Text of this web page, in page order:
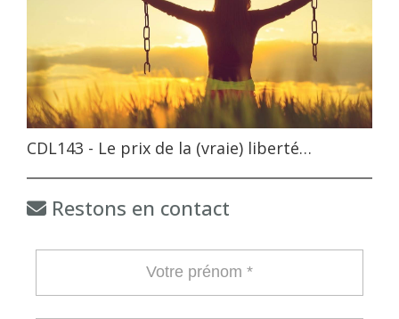
CDL143 - Le prix de la (vraie) liberté…
Restons en contact